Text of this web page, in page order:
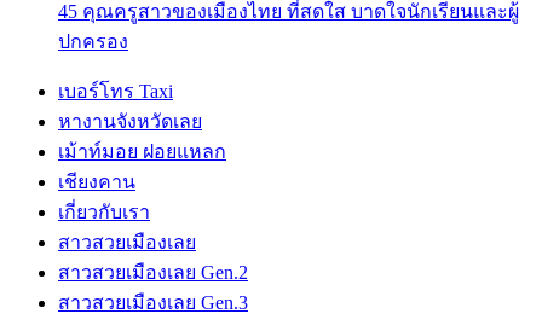
45 คุณครูสาวของเมืองไทย ที่สดใส บาดใจนักเรียนและผู้
ปกครอง
เบอร์โทร Taxi
หางานจังหวัดเลย
เม้าท์มอย ฝอยแหลก
เชียงคาน
เกี่ยวกับเรา
สาวสวยเมืองเลย
สาวสวยเมืองเลย Gen.2
สาวสวยเมืองเลย Gen.3